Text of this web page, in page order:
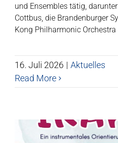
und Ensembles tätig,
Cottbus, die Brandenburger
Kong Philharmonic
16. Juli 2026 | Aktuelles
Read More